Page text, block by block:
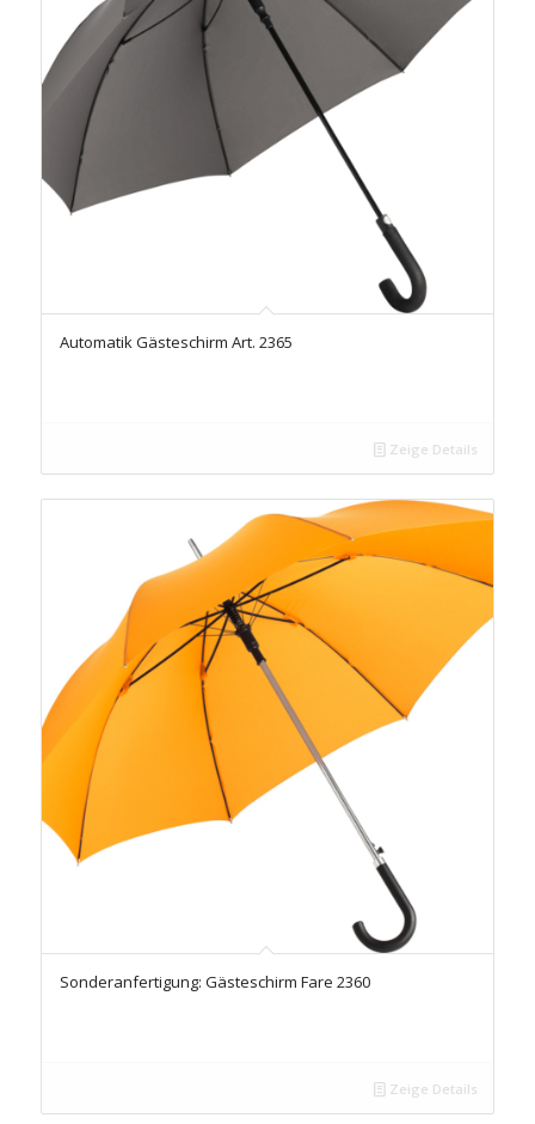
Automatik Gästeschirm Art. 2365
Zeige Details
Sonderanfertigung: Gästeschirm Fare 2360
Zeige Details